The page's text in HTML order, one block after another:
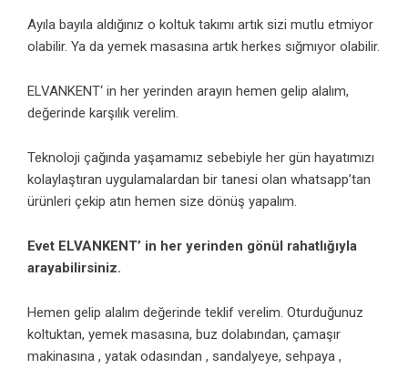
Ayıla bayıla aldığınız o koltuk takımı artık sizi mutlu etmiyor
olabilir. Ya da yemek masasına artık herkes sığmıyor olabilir.
ELVANKENT‘ in her yerinden arayın hemen gelip alalım,
değerinde karşılık verelim.
Teknoloji çağında yaşamamız sebebiyle her gün hayatımızı
kolaylaştıran uygulamalardan bir tanesi olan whatsapp’tan
ürünleri çekip atın hemen size dönüş yapalım.
Evet ELVANKENT’ in her yerinden gönül rahatlığıyla
arayabilirsiniz.
Hemen gelip alalım değerinde teklif verelim. Oturduğunuz
koltuktan, yemek masasına, buz dolabından, çamaşır
makinasına , yatak odasından , sandalyeye, sehpaya ,